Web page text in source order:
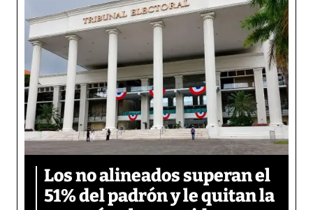
Los no alineados superan el
51% del padrón y le quitan la